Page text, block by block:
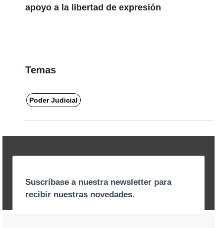
apoyo a la libertad de expresión
Temas
Poder Judicial